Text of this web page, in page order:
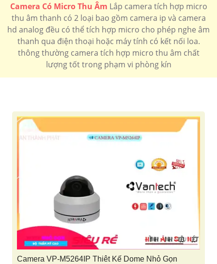
Camera có màu ban
1.600.000 VNĐ▫️ Camera thân hồng
ngoại tích hợp micro ngoài trời IPC-
F42FP
'
Camera Có Micro Thu Âm Lắp camera tích hợp micro
thu âm thanh có 2 loại bao gồm camera ip và camera
hd analog đều có thể tích hợp micro cho phép nghe âm
thanh qua điện thoại hoặc máy tính có kết nối loa.
thông thường camera tích hợp micro thu âm chất
lượng tốt trong phạm vi phòng kín
Camera VP-M5264IP Thiêt Kế Dome Nhỏ Gọn